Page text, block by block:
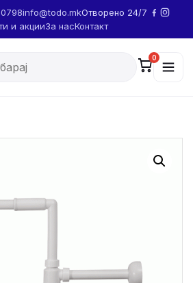
info@todo.mkОтворено 24/7
и акцииЗа насКонтакт
0